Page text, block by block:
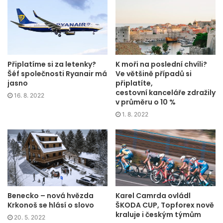
TopForex:
TopForex je brokerská obchodní značka společnosti
Goldenburg Group Ltd. TopForex poskytuje komplexní
globální a investiční služby. Svým klientům nabízí možnost
obchodovat forex a CFD na akciích, komoditách a indexech
a také s fyzickými akciemi.
Připlatíme si za letenky?
Šéf společnosti Ryanair má
jasno
16. 8. 2022
K moři na poslední chvíli?
Ve většině případů si
připlatíte,
cestovní kanceláře zdražily
v průměru o 10 %
1. 8. 2022
Benecko – nová hvězda
Krkonoš se hlásí o slovo
20. 5. 2022
Karel Camrda ovládl
ŠKODA CUP, Topforex nově
kraluje i českým týmům